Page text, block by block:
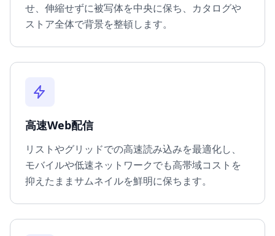
せ、伸縮せずに被写体を中央に保ち、カタログや
ストア全体で背景を整頓します。
高速Web配信
リストやグリッドでの高速読み込みを最適化し、
モバイルや低速ネットワークでも高帯域コストを
抑えたままサムネイルを鮮明に保ちます。